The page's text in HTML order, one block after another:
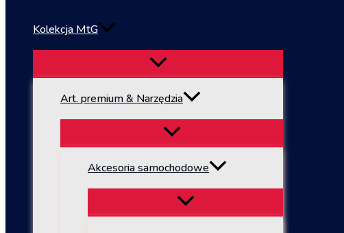
Kolekcja MtG
Art. premium & Narzędzia
Akcesoria samochodowe